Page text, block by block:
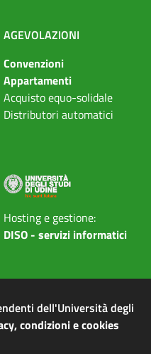
AGEVOLAZIONI
Convenzioni
Appartamenti
Acquisto equo-solidale
Distributori automatici
Hosting e gestione:
DISO - servizi informatici
dell'Università degli
condizioni e cookies